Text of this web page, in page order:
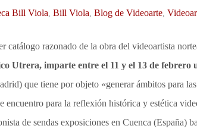
Bill Viola Bill Viola Blog de Videoarte
razonado de la obra del videoartista
Utrera, imparte entre el 11 y el 13 de febrero
que tiene por objeto «generar ámbitos para
encuentro para la reflexión histórica y estética
de sendas exposiciones en Cuenca (España)